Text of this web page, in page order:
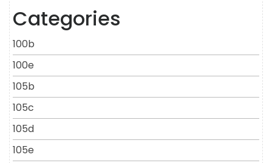
Categories
100b
100e
105b
105c
105d
105e